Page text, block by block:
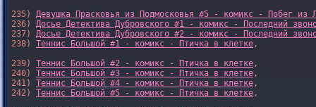
235) Девушка Прасковья из Подмосковья #5 - комикс - Побег из
236) Досье Детектива Дубровского #1 - комикс - Последний
237) Досье Детектива Дубровского #2 - комикс - Последний
238) Теннис Большой #1 - комикс - Птичка в клетке,
239) Теннис Большой #2 - комикс - Птичка в клетке,
240) Теннис Большой #3 - комикс - Птичка в клетке,
241) Теннис Большой #4 - комикс - Птичка в клетке,
242) Теннис Большой #5 - комикс - Птичка в клетке,